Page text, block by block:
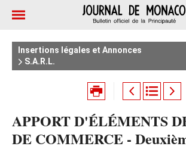
Insertions légales et Annonces
S.A.R.L.
APPORT D'ÉLÉMENTS
DE COMMERCE -